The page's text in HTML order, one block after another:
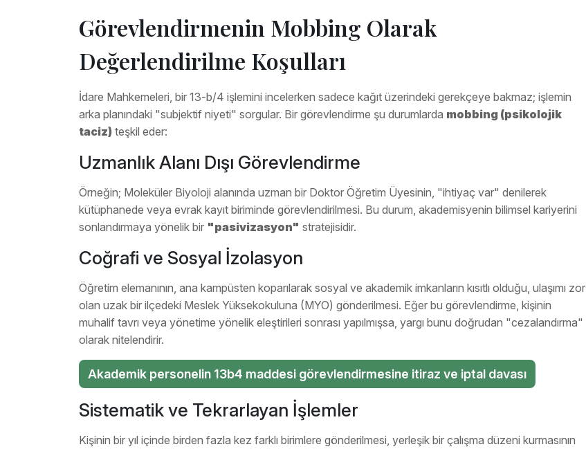
Görevlendirmenin Mobbing Olarak
Değerlendirilme Koşulları
İdare Mahkemeleri, bir 13-b/4 işlemini incelerken sadece kağıt üzerindeki gerekçeye bakmaz; işlemin
arka planındaki "subjektif niyeti" sorgular. Bir görevlendirme şu durumlarda mobbing (psikolojik
taciz) teşkil eder:
Uzmanlık Alanı Dışı Görevlendirme
Örneğin; Moleküler Biyoloji alanında uzman bir Doktor Öğretim Üyesinin, "ihtiyaç var" denilerek
kütüphanede veya evrak kayıt biriminde görevlendirilmesi. Bu durum, akademisyenin bilimsel kariyerini
sonlandırmaya yönelik bir "pasivizasyon" stratejisidir.
Coğrafi ve Sosyal İzolasyon
Öğretim elemanının, ana kampüsten koparılarak sosyal ve akademik imkanların kısıtlı olduğu, ulaşımı zor
olan uzak bir ilçedeki Meslek Yüksekokuluna (MYO) gönderilmesi. Eğer bu görevlendirme, kişinin
muhalif tavrı veya yönetime yönelik eleştirileri sonrası yapılmışsa, yargı bunu doğrudan "cezalandırma"
olarak nitelendirir.
Akademik personelin 13b4 maddesi görevlendirmesine itiraz ve iptal davası
Sistematik ve Tekrarlayan İşlemler
Kişinin bir yıl içinde birden fazla kez farklı birimlere gönderilmesi, yerleşik bir çalışma düzeni kurmasının